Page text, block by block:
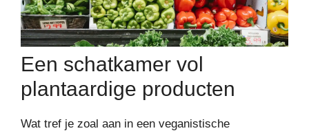
Een schatkamer vol
plantaardige producten
Wat tref je zoal aan in een veganistische